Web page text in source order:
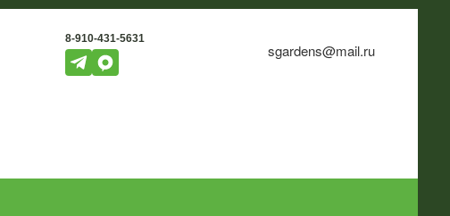
8-910-431-5631
sgardens@mail.ru